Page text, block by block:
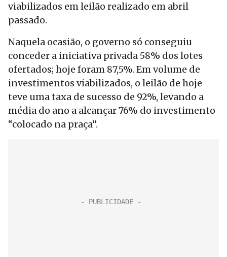
viabilizados em leilão realizado em abril
passado.
Naquela ocasião, o governo só conseguiu
conceder a iniciativa privada 58% dos lotes
ofertados; hoje foram 87,5%. Em volume de
investimentos viabilizados, o leilão de hoje
teve uma taxa de sucesso de 92%, levando a
média do ano a alcançar 76% do investimento
“colocado na praça”.